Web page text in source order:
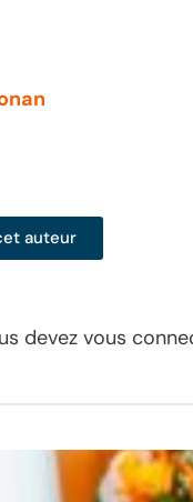
auteur
devez vous